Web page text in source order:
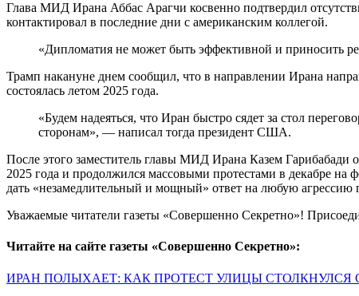
Глава МИД Ирана Аббас Арагчи косвенно подтвердил
контактировал в последние дни с американским коллегой.
«Дипломатия не может быть эффективной и приносить
Трамп накануне днем сообщил, что в направлении Ирана
состоялась летом 2025 года.
«Будем надеяться, что Иран быстро сядет за стол
сторонам», — написал тогда президент США.
После этого заместитель главы МИД Ирана Казем
2025 года и продолжился массовыми протестами в декабре на
дать «незамедлительный и мощный» ответ на любую агрессию
Уважаемые читатели газеты «Совершенно Секретно»!
Читайте на сайте газеты «Совершенно Секретно»:
ИРАН ПОЛЫХАЕТ: КАК ПРОТЕСТ УЛИЦЫ